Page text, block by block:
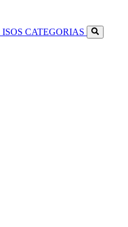
ISOS CATEGORIAS